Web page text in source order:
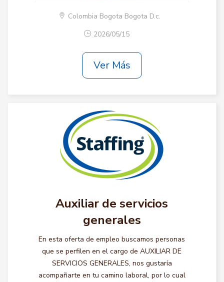
Colombia Bogota Bogota D.c.
2026/05/15
Ver Más
Auxiliar de servicios
generales
En esta oferta de empleo buscamos personas
que se perfilen en el cargo de AUXILIAR DE
SERVICIOS GENERALES, nos gustaría
acompañarte en tu camino laboral, por lo cual